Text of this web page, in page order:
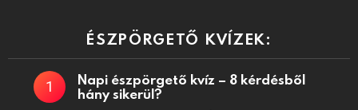
ÉSZPÖRGETŐ KVÍZEK:
Napi észpörgető kvíz – 8 kérdésből
hány sikerül?